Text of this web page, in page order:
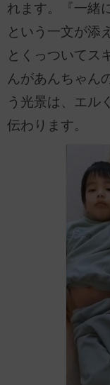
れます。『一緒
という一文が添
とくっついてス
んがあんちゃん
う光景は、エル
伝わります。